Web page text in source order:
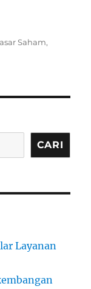
Saham,
CARI
Layanan